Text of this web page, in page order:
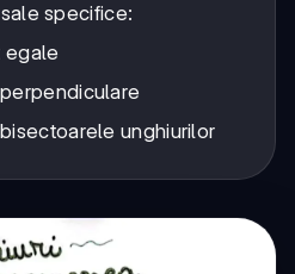
specifice:
egale
unghiurilor